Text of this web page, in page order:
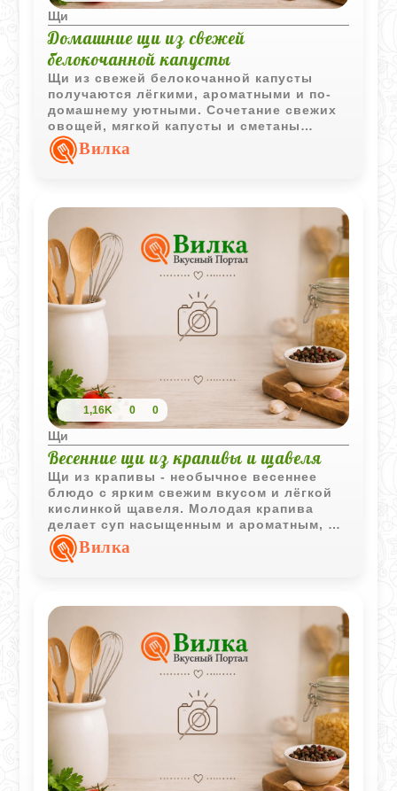
Щи
Домашние щи из свежей
белокочанной капусты
Щи из свежей белокочанной капусты
получаются лёгкими, ароматными и по-
домашнему уютными. Сочетание свежих
овощей, мягкой капусты и сметаны
создаёт классический вкус
традиционного русского супа.
Вилка
1,16K 0 0
Щи
Весенние щи из крапивы и щавеля
Щи из крапивы - необычное весеннее
блюдо с ярким свежим вкусом и лёгкой
кислинкой щавеля. Молодая крапива
делает суп насыщенным и ароматным, а
подача со сметаной и яйцом придаёт ему
особенно домашний характер.
Вилка